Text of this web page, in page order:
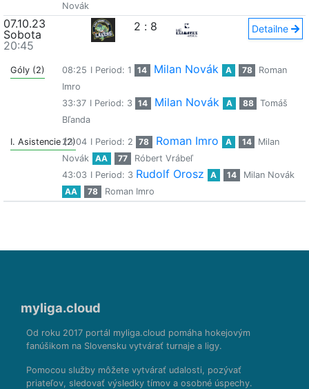
Novák
07.10.23
Sobota
20:45
2 : 8 Detailne
Góly (2) 08:25 I Period: 1 14 Milan Novák A 78
Roman
Imro
33:37 I Period: 3 14 Milan Novák A 88
Tomáš
Bľanda
I. Asistencie (2)23:04 I Period: 2 78 Roman Imro A 14
Milan
Novák
AA 77
Róbert Vrábeľ
43:03 I Period: 3 Rudolf Orosz A 14
Milan Novák
AA
78 Roman Imro
myliga.cloud
Od roku 2017 portál myliga.cloud pomáha hokejovým
fanúšikom na Slovensku vytvárať turnaje a ligy.
Pomocou služby môžete vytvárať udalosti, pozývať
priateľov, sledovať výsledky tímov a osobné úspechy.